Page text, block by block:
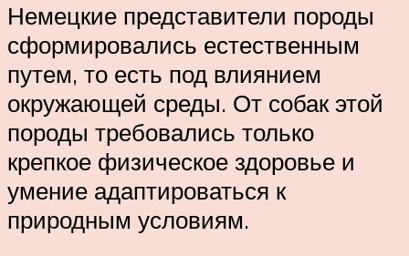
Немецкие представители породы
сформировались естественным
путем, то есть под влиянием
окружающей среды. От собак этой
породы требовались только
крепкое физическое здоровье и
умение адаптироваться к
природным условиям.